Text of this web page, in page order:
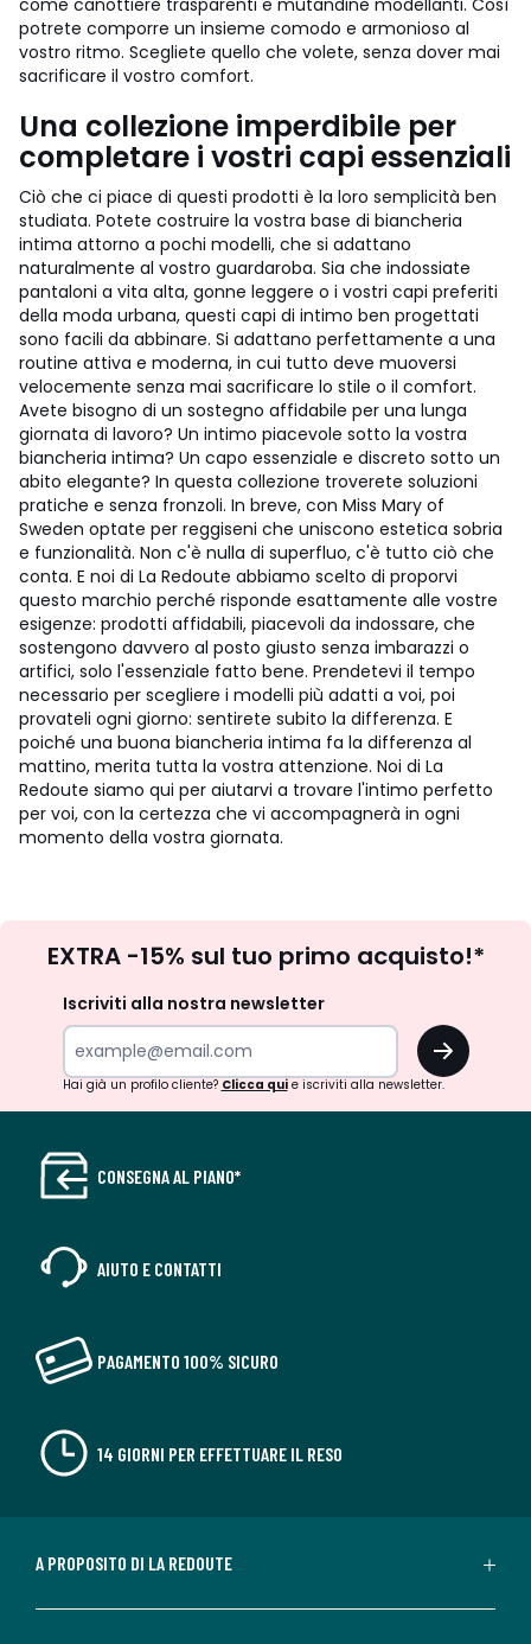
come canottiere trasparenti e mutandine modellanti. Così
potrete comporre un insieme comodo e armonioso al
vostro ritmo. Scegliete quello che volete, senza dover mai
sacrificare il vostro comfort.
Una collezione imperdibile per
completare i vostri capi essenziali
Ciò che ci piace di questi prodotti è la loro semplicità ben
studiata. Potete costruire la vostra base di biancheria
intima attorno a pochi modelli, che si adattano
naturalmente al vostro guardaroba. Sia che indossiate
pantaloni a vita alta, gonne leggere o i vostri capi preferiti
della moda urbana, questi capi di intimo ben progettati
sono facili da abbinare. Si adattano perfettamente a una
routine attiva e moderna, in cui tutto deve muoversi
velocemente senza mai sacrificare lo stile o il comfort.
Avete bisogno di un sostegno affidabile per una lunga
giornata di lavoro? Un intimo piacevole sotto la vostra
biancheria intima? Un capo essenziale e discreto sotto un
abito elegante? In questa collezione troverete soluzioni
pratiche e senza fronzoli. In breve, con Miss Mary of
Sweden optate per reggiseni che uniscono estetica sobria
e funzionalità. Non c'è nulla di superfluo, c'è tutto ciò che
conta. E noi di La Redoute abbiamo scelto di proporvi
questo marchio perché risponde esattamente alle vostre
esigenze: prodotti affidabili, piacevoli da indossare, che
sostengono davvero al posto giusto senza imbarazzi o
artifici, solo l'essenziale fatto bene. Prendetevi il tempo
necessario per scegliere i modelli più adatti a voi, poi
provateli ogni giorno: sentirete subito la differenza. E
poiché una buona biancheria intima fa la differenza al
mattino, merita tutta la vostra attenzione. Noi di La
Redoute siamo qui per aiutarvi a trovare l'intimo perfetto
per voi, con la certezza che vi accompagnerà in ogni
momento della vostra giornata.
newsletter
EXTRA -15% sul tuo primo acquisto!*
Iscriviti alla nostra newsletter
OK
Hai già un profilo cliente? Clicca quie iscriviti alla newsletter.
CONSEGNA AL PIANO*
AIUTO E CONTATTI
PAGAMENTO 100% SICURO
14 GIORNI PER EFFETTUARE IL RESO
A PROPOSITO DI LA REDOUTE